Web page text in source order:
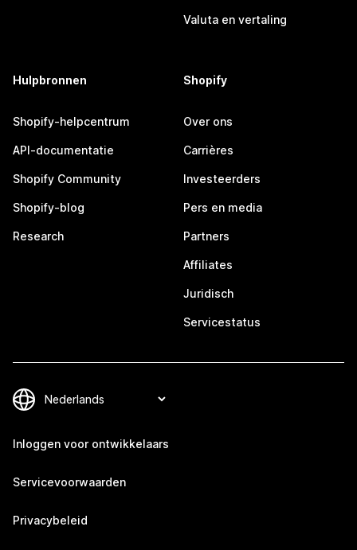
Valuta en vertaling
Hulpbronnen
Shopify-helpcentrum
API-documentatie
Shopify Community
Shopify-blog
Research
Shopify
Over ons
Carrières
Investeerders
Pers en media
Partners
Affiliates
Juridisch
Servicestatus
Inloggen voor ontwikkelaars
Servicevoorwaarden
Privacybeleid